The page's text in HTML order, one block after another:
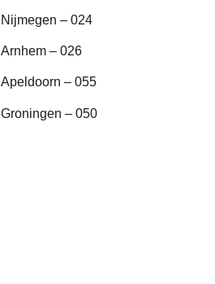
Nijmegen – 024
Arnhem – 026
Apeldoorn – 055
Groningen – 050